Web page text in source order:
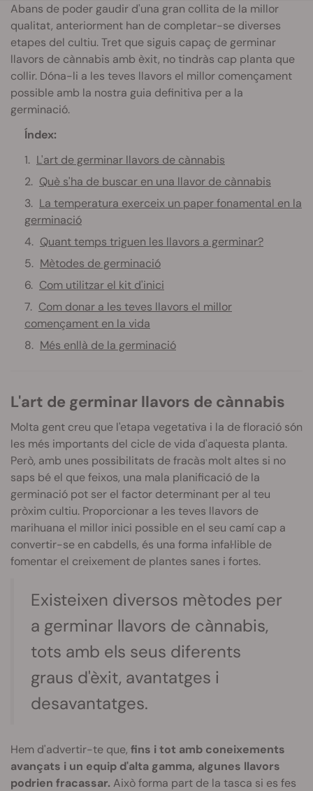
Abans de poder gaudir d'una gran collita de la millor
qualitat, anteriorment han de completar-se diverses
etapes del cultiu. Tret que siguis capaç de germinar
llavors de cànnabis amb èxit, no tindràs cap planta que
collir. Dóna-li a les teves llavors el millor començament
possible amb la nostra guia definitiva per a la
germinació.
Índex:
L'art de germinar llavors de cànnabis
Què s'ha de buscar en una llavor de cànnabis
La temperatura exerceix un paper fonamental en la
germinació
Quant temps triguen les llavors a germinar?
Mètodes de germinació
Com utilitzar el kit d'inici
Com donar a les teves llavors el millor
començament en la vida
Més enllà de la germinació
L'art de germinar llavors de cànnabis
Molta gent creu que l'etapa vegetativa i la de floració són
les més importants del cicle de vida d'aquesta planta.
Però, amb unes possibilitats de fracàs molt altes si no
saps bé el que feixos, una mala planificació de la
germinació pot ser el factor determinant per al teu
pròxim cultiu. Proporcionar a les teves llavors de
marihuana el millor inici possible en el seu camí cap a
convertir-se en cabdells, és una forma infal·lible de
fomentar el creixement de plantes sanes i fortes.
Existeixen diversos mètodes per
a germinar llavors de cànnabis,
tots amb els seus diferents
graus d'èxit, avantatges i
desavantatges.
Hem d'advertir-te que, fins i tot amb coneixements
avançats i un equip d'alta gamma, algunes llavors
podrien fracassar. Això forma part de la tasca si es fes